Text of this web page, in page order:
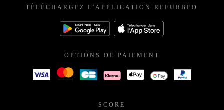
TÉLÉCHARGEZ L'APPLICATION REFURBED
OPTIONS DE PAIEMENT
SCORE